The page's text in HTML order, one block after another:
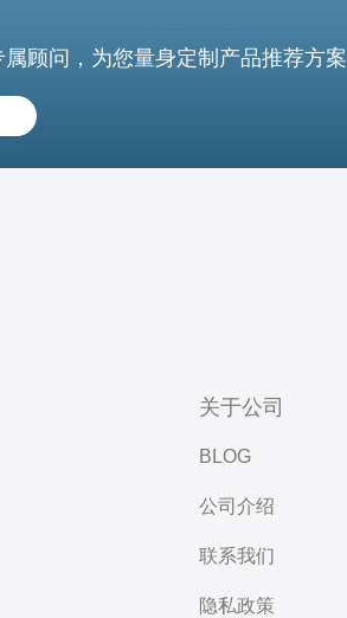
顾问，为您量身定制产品推荐方案
关于公司
BLOG
公司介绍
联系我们
隐私政策